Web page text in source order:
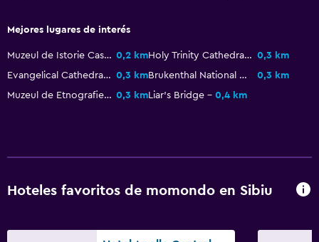
Estacionamiento gratuito
Estacionamiento privado
Aire libre
Zona de trabajo
Escritorio
Mejores lugares de interés
Muzeul de Istorie Casa Altemberger 0,2 km Holy Trinity Cathedral 0,3 km
Evangelical Cathedral 0,3 km Brukenthal National Museum
0,3 km
Muzeul de Etnografie Universala Franz Binder 0,3 kmLiar's Bridge 0,4 km
Hoteles favoritos de momondo en Sibiu